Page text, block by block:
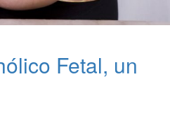
Fetal, un